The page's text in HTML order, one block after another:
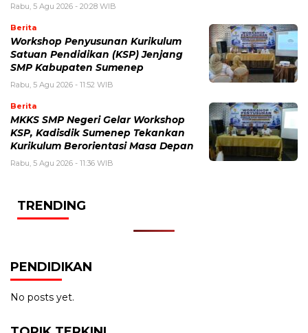
Rabu, 5 Agu 2026 - 20:28 WIB
Berita
Workshop Penyusunan Kurikulum
Satuan Pendidikan (KSP) Jenjang
SMP Kabupaten Sumenep
Rabu, 5 Agu 2026 - 11:52 WIB
Berita
MKKS SMP Negeri Gelar Workshop
KSP, Kadisdik Sumenep Tekankan
Kurikulum Berorientasi Masa Depan
Rabu, 5 Agu 2026 - 11:36 WIB
TRENDING
PENDIDIKAN
No posts yet.